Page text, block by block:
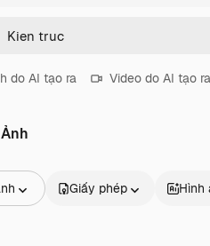
do AI tạo ra Video do AI tạo ra
Giấy phép Hình